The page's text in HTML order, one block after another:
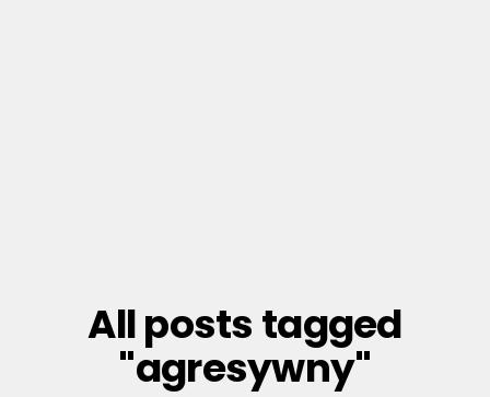
All posts tagged
"agresywny"